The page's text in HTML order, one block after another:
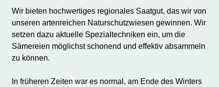
Wir bieten hochwertiges regionales Saatgut, das wir von
unseren artenreichen Naturschutzwiesen gewinnen. Wir
setzen dazu aktuelle Spezialtechniken ein, um die
Sämereien möglichst schonend und effektiv absammeln
zu können.
In früheren Zeiten war es normal, am Ende des Winters